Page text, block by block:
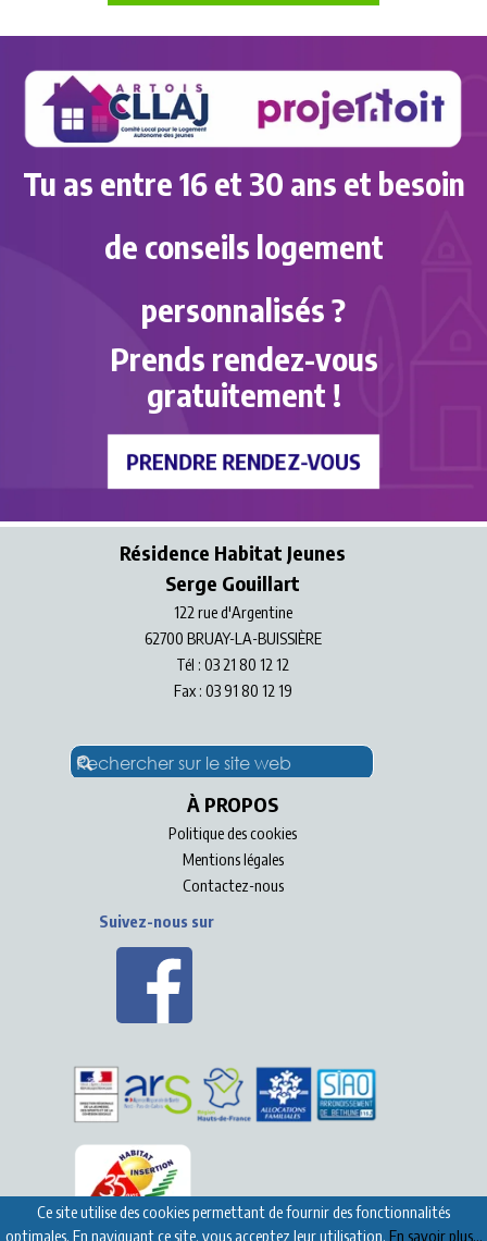
Tu as entre 16 et 30 ans et besoin
de conseils logement
personnalisés ?
Prends rendez-vous
gratuitement !
PRENDRE RENDEZ-VOUS
Résidence Habitat Jeunes
Serge Gouillart
122 rue d'Argentine
62700 BRUAY-LA-BUISSIÈRE
Tél : 03 21 80 12 12
Fax : 03 91 80 12 19
Suivez-nous sur
À PROPOS
Politique des cookies
Mentions légales
Contactez-nous
Ce site utilise des cookies permettant de fournir des fonctionnalités
optimales. En naviguant ce site, vous acceptez leur utilisation. En savoir plus...